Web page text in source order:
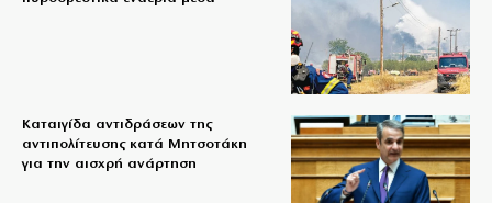
Καταιγίδα αντιδράσεων της
αντιπολίτευσης κατά Μητσοτάκη
για την αισχρή ανάρτηση